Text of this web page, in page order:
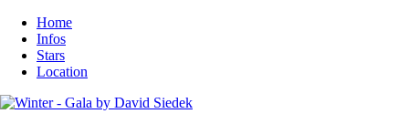
Home
Infos
Stars
Location